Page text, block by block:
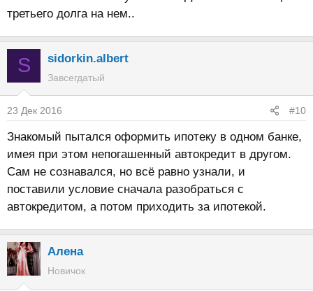
третьего долга на нем..
S sidorkin.albert
Завсегдатый
23 Дек 2016 #10
Знакомый пытался оформить ипотеку в одном банке,
имея при этом непогашенный автокредит в другом.
Сам не сознавался, но всё равно узнали, и
поставили условие сначала разобраться с
автокредитом, а потом приходить за ипотекой.
Алена
Новичок